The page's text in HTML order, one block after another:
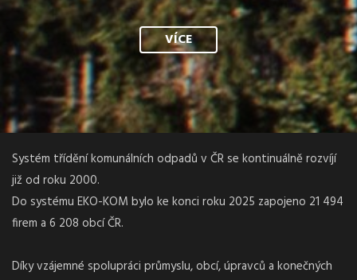
VÍCE
Systém třídění komunálních odpadů v ČR se kontinuálně rozvíjí
již od roku 2000.
Do systému EKO-KOM bylo ke konci roku 2025 zapojeno 21 494
firem a 6 208 obcí ČR.
Díky vzájemné spolupráci průmyslu, obcí, úpravců a konečných